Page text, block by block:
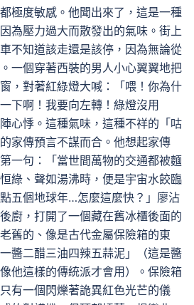
極度敏感。他聞出來了，這是一種
為壓力過大而散發出的氣味。街上
不知道該走還是該停，因為無論從
一個穿著西裝的男人小心翼翼地把
，對著紅綠燈大喊：「喂！你為什
下啊！我要向左轉！綠燈沒用
心悸。這種氣味，這種不祥的「咕
家傳預言不謀而合。他想起家傳
一句：「當世間萬物的交通都被麵
綠、聲如湯沸時，便是宇宙水餃臨
五個地球年…怎麼這麼快？」廖沾
廚，打開了一個藏在舊冰櫃後面的
舊的、像是古代金屬保險箱的東
醬二醋三油四辣五蒜泥」（這是醬
他這樣的傳統派才會用）。保險箱
有一個閃爍著詭異紅色光芒的儀